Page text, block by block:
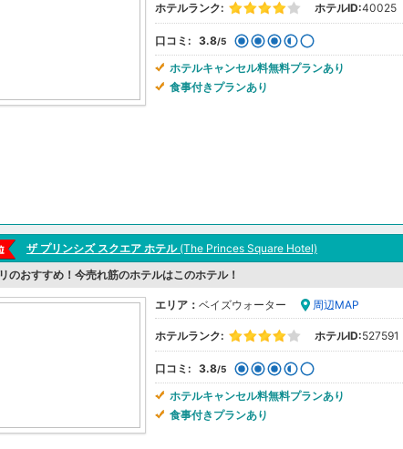
ホテルランク: ホテルID:40025
口コミ: 3.8/5
ホテルキャンセル料無料プランあり
食事付きプランあり
ザ プリンシズ スクエア ホテル(The Princes Square Hotel)
のおすすめ！今売れ筋のホテルはこのホテル！
エリア： ベイズウォーター 周辺MAP
ホテルランク: ホテルID:527591
口コミ: 3.8/5
ホテルキャンセル料無料プランあり
食事付きプランあり